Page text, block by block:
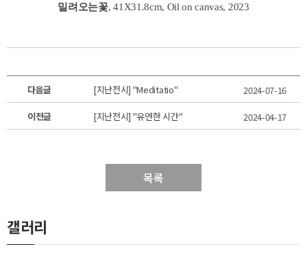
밀려오는꽃, 41X31.8cm, Oil on canvas, 2023
다음글 [지난전시] "Meditatio"
2024-07-16
이전글
[지난전시] "유연한 시간" 2024-04-17
목록
갤러리